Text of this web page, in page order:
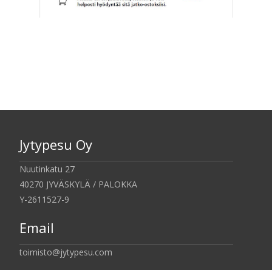
Jytypesu Oy
Nuutinkatu 27
40270 JYVÄSKYLÄ / PALOKKA
Y-2611527-9
Email
toimisto@jytypesu.com